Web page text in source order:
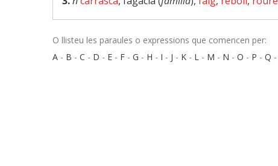
O llisteu les paraules o expressions que comencen per:
A - B - C - D - E - F - G - H - I - J - K - L - M - N - O - P - Q -